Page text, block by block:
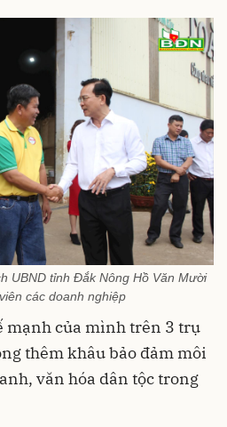
UBND tỉnh Đắk Nông Hồ Văn Mười
các doanh nghiệp
mạnh của mình trên 3 trụ
thêm khâu bảo đảm môi
văn hóa dân tộc trong